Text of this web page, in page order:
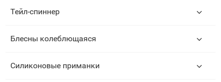
Тейл-спиннер
Блесны колеблющаяся
Силиконовые приманки